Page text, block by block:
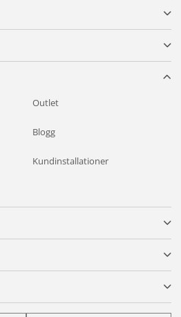
Outlet
Blogg
Kundinstallationer